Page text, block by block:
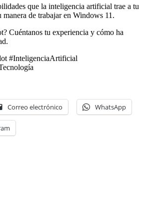
que la inteligencia artificial trae a tu
de trabajar en Windows 11.
Cuéntanos tu experiencia y cómo ha
#InteligenciaArtificial
Correo electrónico WhatsApp